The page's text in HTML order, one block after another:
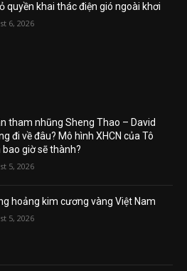
quyền khai thác điện gió ngoài khơi
6, 2026
tham nhũng Sheng Thao – David
đi về đâu? Mô hình XHCN của Tô
bao giờ sẽ thành?
5, 2026
hoảng kim cương vàng Việt Nam
5, 2026